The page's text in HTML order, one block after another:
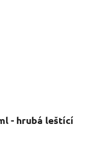
- hrubá leštící